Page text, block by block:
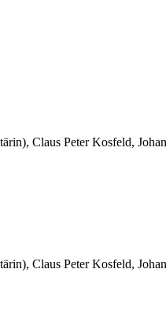
Claus Peter Kosfeld,
Claus Peter Kosfeld,